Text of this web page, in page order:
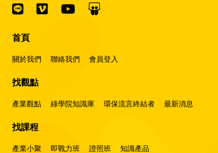
首頁
關於我們 聯絡我們 會員登入
找觀點
產業觀點 綠學院知識庫 環保流言終結者 最新消息
找課程
產業小聚 即戰力班 證照班 知識產品